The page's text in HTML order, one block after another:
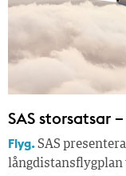
SAS storsatsar
Flyg.SAS
långdistansflygplan